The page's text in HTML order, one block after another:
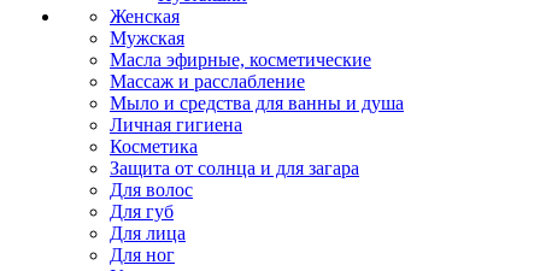
Женская
Мужская
Масла эфирные, косметические
Массаж и расслабление
Мыло и средства для ванны и душа
Личная гигиена
Косметика
Защита от солнца и для загара
Для волос
Для губ
Для лица
Для ног